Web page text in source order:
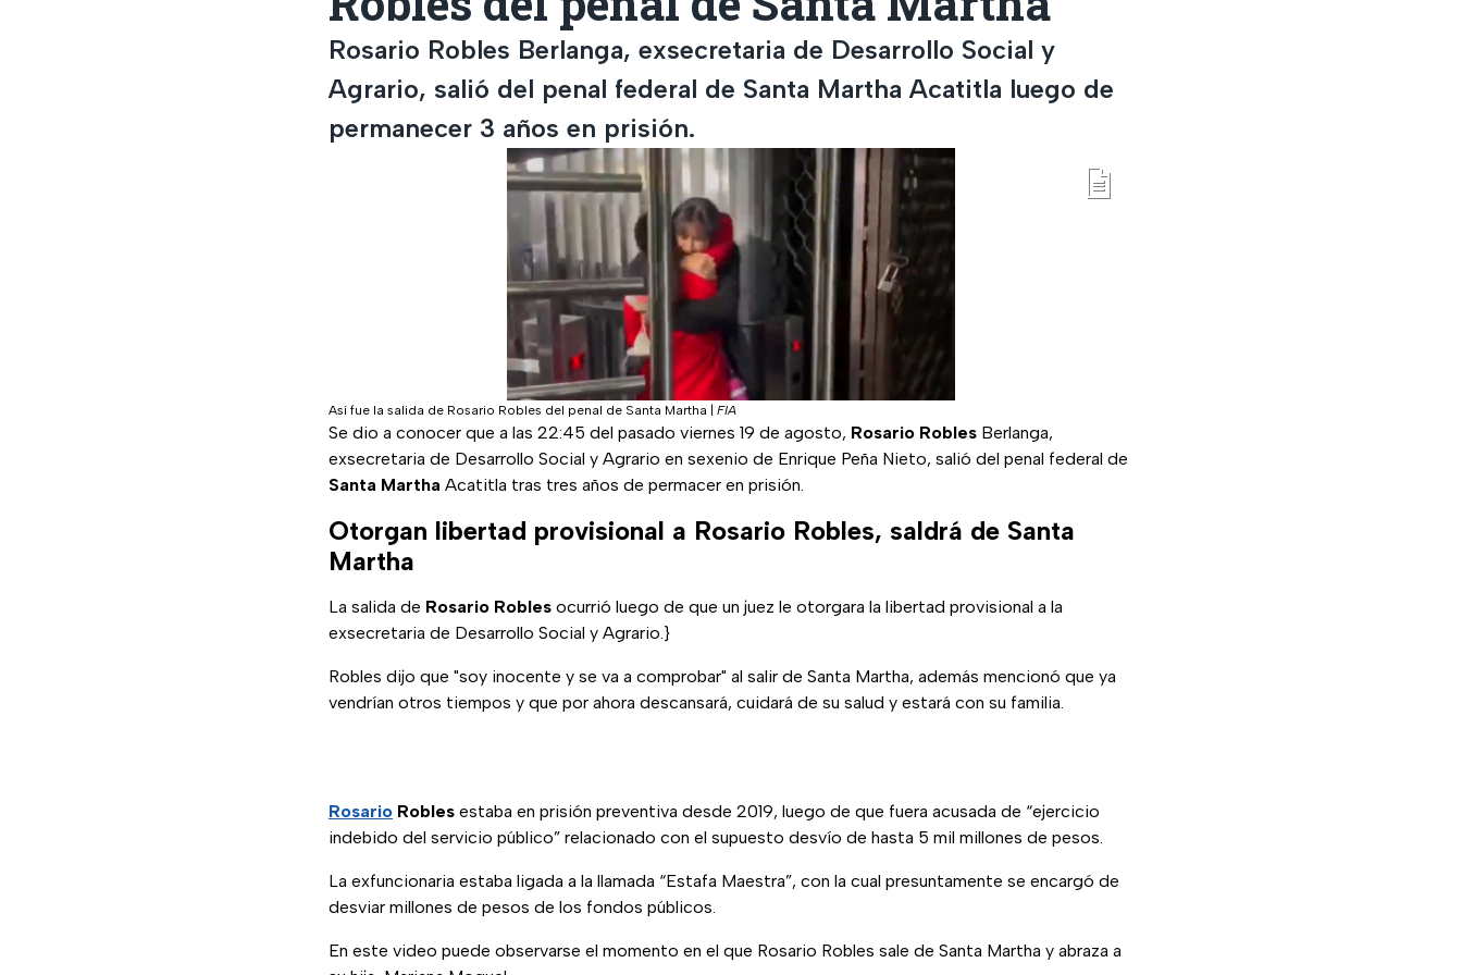
Rosario Robles Berlanga, exsecretaria de Desarrollo Social y
Agrario, salió del penal federal de Santa Martha Acatitla luego de
permanecer 3 años en prisión.
Así fue la salida de Rosario Robles del penal de Santa Martha | FIA
Se dio a conocer que a las 22:45 del pasado viernes 19 de agosto, Rosario Robles Berlanga,
exsecretaria de Desarrollo Social y Agrario en sexenio de Enrique Peña Nieto, salió del penal federal de
Santa Martha Acatitla tras tres años de permacer en prisión.
Otorgan libertad provisional a Rosario Robles, saldrá de Santa
Martha
La salida de Rosario Robles ocurrió luego de que un juez le otorgara la libertad provisional a la
exsecretaria de Desarrollo Social y Agrario.}
Robles dijo que "soy inocente y se va a comprobar" al salir de Santa Martha, además mencionó que ya
vendrían otros tiempos y que por ahora descansará, cuidará de su salud y estará con su familia.
Rosario Robles estaba en prisión preventiva desde 2019, luego de que fuera acusada de “ejercicio
indebido del servicio público” relacionado con el supuesto desvío de hasta 5 mil millones de pesos.
La exfuncionaria estaba ligada a la llamada “Estafa Maestra”, con la cual presuntamente se encargó de
desviar millones de pesos de los fondos públicos.
En este video puede observarse el momento en el que Rosario Robles sale de Santa Martha y abraza a